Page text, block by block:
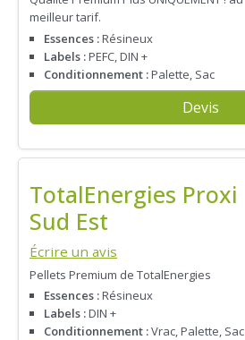
meilleur tarif.
Essences :Résineux
Labels :PEFC, DIN +
Conditionnement :Palette, Sac
Devis
TotalEnergies Proxi
Sud Est
Écrire un avis
Pellets Premium de TotalEnergies
Essences :Résineux
Labels :DIN +
Conditionnement :Vrac, Palette, Sac